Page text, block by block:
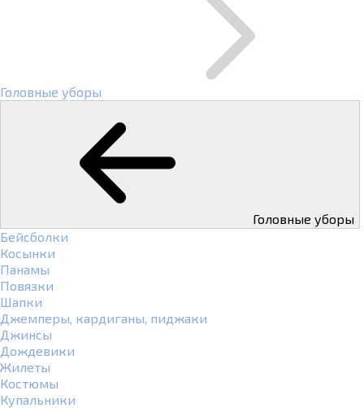
Головные уборы
Головные уборы
Бейсболки
Косынки
Панамы
Повязки
Шапки
Джемперы, кардиганы, пиджаки
Джинсы
Дождевики
Жилеты
Костюмы
Купальники